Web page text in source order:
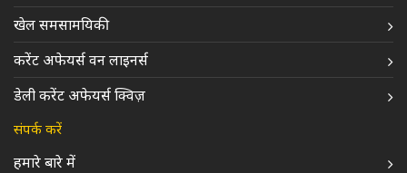
खेल समसामयिकी
करेंट अफेयर्स वन लाइनर्स
डेली करेंट अफेयर्स क्विज़
संपर्क करें
हमारे बारे में